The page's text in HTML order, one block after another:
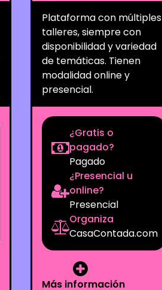
Plataforma con múltiples
talleres, siempre con
disponibilidad y variedad
de temáticas. Tienen
modalidad online y
presencial.
¿Gratis o
pagado?
Pagado
¿Presencial u
online?
Presencial
Organiza
CasaContada.com
Más información